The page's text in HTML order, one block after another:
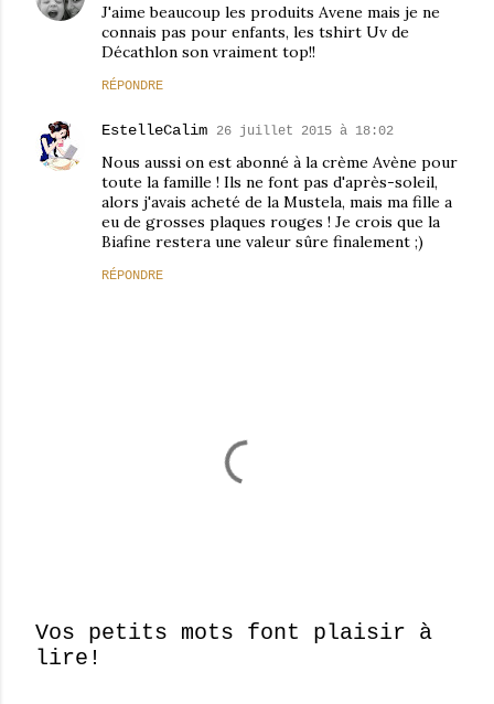
J'aime beaucoup les produits Avene mais je ne
connais pas pour enfants, les tshirt Uv de
Décathlon son vraiment top!!
RÉPONDRE
EstelleCalim 26 juillet 2015 à 18:02
Nous aussi on est abonné à la crème Avène pour
toute la famille ! Ils ne font pas d'après-soleil,
alors j'avais acheté de la Mustela, mais ma fille a
eu de grosses plaques rouges ! Je crois que la
Biafine restera une valeur sûre finalement ;)
RÉPONDRE
E
Vos petits mots font plaisir à
lire!